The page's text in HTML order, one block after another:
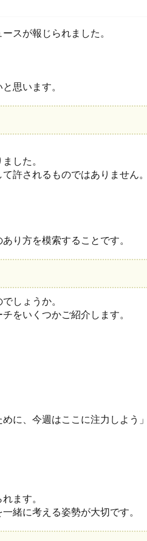
スが報じられました。
思います。
した。
許されるものではありません。
り方を模索することです。
しょうか。
をいくつかご紹介します。
に、今週はここに注力しよう」
ます。
緒に考える姿勢が大切です。